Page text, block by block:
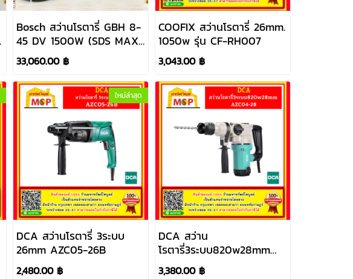
Bosch สว่านโรตารี่ GBH 8-
45 DV 1500W (SDS MAX)
แรงกระแทก 12.5 J สกัดได้
เจาะได้ 45 มม.
#06112650k0
33,060.00 ฿
COOFIX สว่านโรตารี่ 26mm.
1050w รุ่น CF-RH007
3,043.00 ฿
ใหม่ล่าสุด
DCA สว่านโรตารี่ 3ระบบ
26mm AZC05-26B
2,480.00 ฿
DCA สว่าน
โรตารี่3ระบบ820w28mm
AZC04-28
3,380.00 ฿